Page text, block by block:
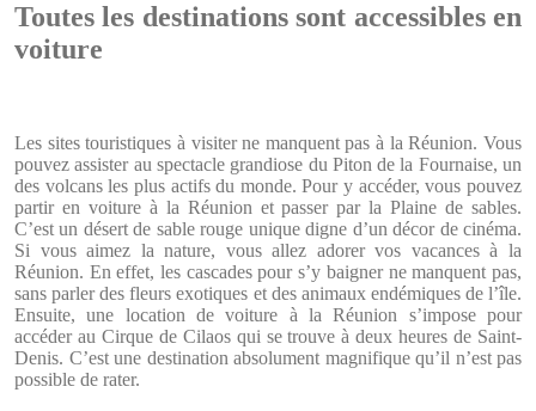
Toutes les destinations sont accessibles en
voiture
Les sites touristiques à visiter ne manquent pas à la Réunion. Vous
pouvez assister au spectacle grandiose du Piton de la Fournaise, un
des volcans les plus actifs du monde. Pour y accéder, vous pouvez
partir en voiture à la Réunion et passer par la Plaine de sables.
C’est un désert de sable rouge unique digne d’un décor de cinéma.
Si vous aimez la nature, vous allez adorer vos vacances à la
Réunion. En effet, les cascades pour s’y baigner ne manquent pas,
sans parler des fleurs exotiques et des animaux endémiques de l’île.
Ensuite, une location de voiture à la Réunion s’impose pour
accéder au Cirque de Cilaos qui se trouve à deux heures de Saint-
Denis. C’est une destination absolument magnifique qu’il n’est pas
possible de rater.